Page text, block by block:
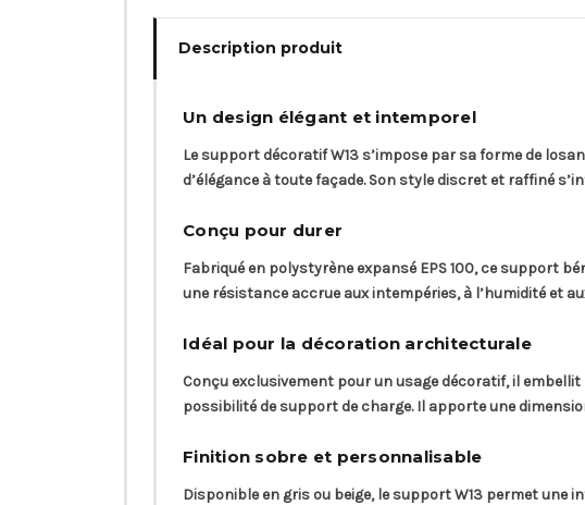
Description produit
Un design élégant et intemporel
Le support décoratif W13 s’impose par sa forme de
d’élégance à toute façade. Son style discret et raffiné
Conçu pour durer
Fabriqué en polystyrène expansé EPS 100, ce support
une résistance accrue aux intempéries, à l’humidité et
Idéal pour la décoration architecturale
Conçu exclusivement pour un usage décoratif, il
possibilité de support de charge. Il apporte une
Finition sobre et personnalisable
Disponible en gris ou beige, le support W13 permet